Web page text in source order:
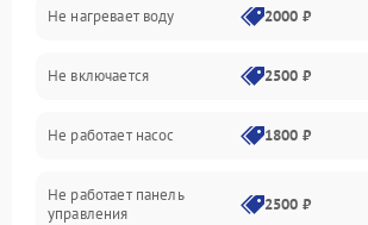
Датчики
Нагрев
Вода
Гигиена
Не нагревает воду 2000 ₽
Не включается 2500 ₽
Не работает насос 1800 ₽
Не работает панель
управления
2500 ₽